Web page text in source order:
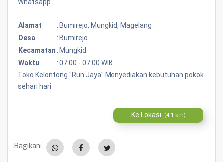
Whatsapp
Alamat : Bumirejo, Mungkid, Magelang
Desa
: Bumirejo
Kecamatan : Mungkid
Waktu
:07:00 - 07:00 WIB
Toko Kelontong "Run Jaya" Menyediakan kebutuhan pokok
sehari hari
Ke Lokasi (4.1 km)
Bagikan: